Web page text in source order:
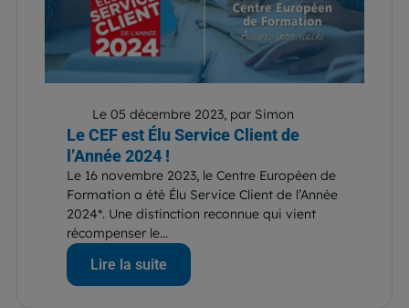
Le 05 décembre 2023, par Simon
Le CEF est Élu Service Client de
l’Année 2024 !
Le 16 novembre 2023, le Centre Européen de
Formation a été Élu Service Client de l’Année
2024*. Une distinction reconnue qui vient
récompenser le...
Lire la suite